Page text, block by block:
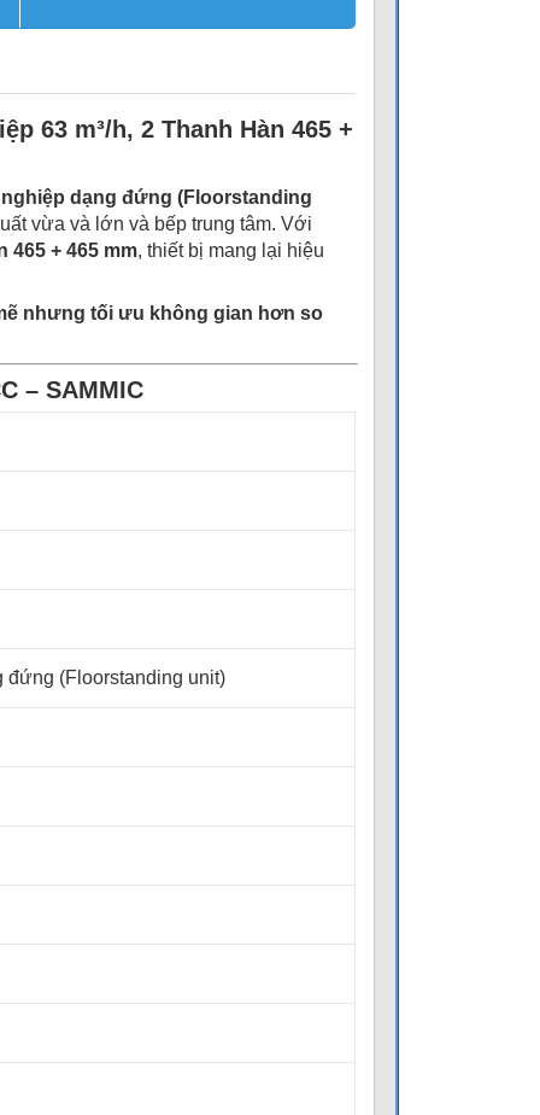
63 m³/h, 2 Thanh Hàn 465 +
dạng đứng (Floorstanding
vừa và lớn và bếp trung tâm. Với
465 + 465 mm, thiết bị mang lại hiệu
nhưng tối ưu không gian hơn so
– SAMMIC
đứng (Floorstanding unit)